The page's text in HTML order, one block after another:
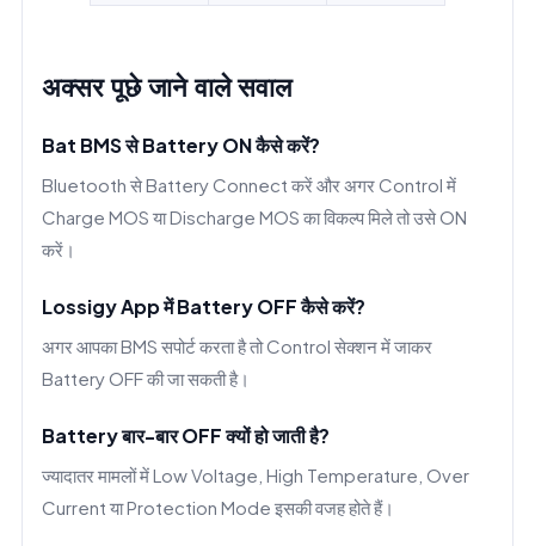
अक्सर पूछे जाने वाले सवाल
Bat BMS से Battery ON कैसे करें?
Bluetooth से Battery Connect करें और अगर Control में
Charge MOS या Discharge MOS का विकल्प मिले तो उसे ON
करें।
Lossigy App में Battery OFF कैसे करें?
अगर आपका BMS सपोर्ट करता है तो Control सेक्शन में जाकर
Battery OFF की जा सकती है।
Battery बार-बार OFF क्यों हो जाती है?
ज्यादातर मामलों में Low Voltage, High Temperature, Over
Current या Protection Mode इसकी वजह होते हैं।